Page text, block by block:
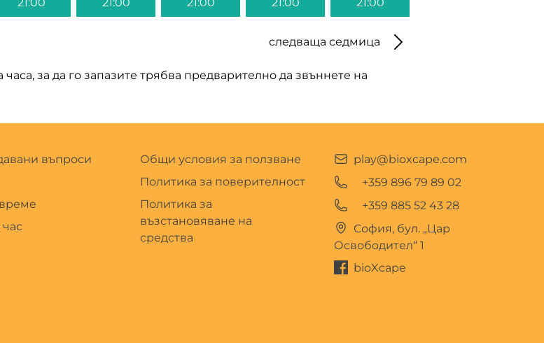
следваща седмица
за да го запазите трябва предварително да звъннете на
въпроси
час
Общи условия за ползване
Политика за поверителност
Политика за
възстановяване на
средства
play@bioxcape.com
+359 896 79 89 02
+359 885 52 43 28
София, бул. „Цар
Освободител“ 1
bioXcape